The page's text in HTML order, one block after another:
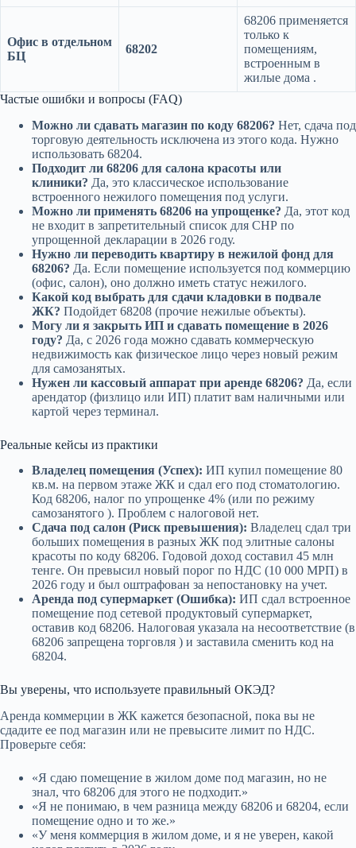
Офис в отдельном
БЦ
68202
68206 применяется
только к
помещениям,
встроенным в
жилые дома .
Частые ошибки и вопросы (FAQ)
Можно ли сдавать магазин по коду 68206? Нет, сдача под
торговую деятельность исключена из этого кода. Нужно
использовать 68204.
Подходит ли 68206 для салона красоты или
клиники? Да, это классическое использование
встроенного нежилого помещения под услуги.
Можно ли применять 68206 на упрощенке? Да, этот код
не входит в запретительный список для СНР по
упрощенной декларации в 2026 году.
Нужно ли переводить квартиру в нежилой фонд для
68206? Да. Если помещение используется под коммерцию
(офис, салон), оно должно иметь статус нежилого.
Какой код выбрать для сдачи кладовки в подвале
ЖК? Подойдет 68208 (прочие нежилые объекты).
Могу ли я закрыть ИП и сдавать помещение в 2026
году? Да, с 2026 года можно сдавать коммерческую
недвижимость как физическое лицо через новый режим
для самозанятых.
Нужен ли кассовый аппарат при аренде 68206? Да, если
арендатор (физлицо или ИП) платит вам наличными или
картой через терминал.
Реальные кейсы из практики
Владелец помещения (Успех): ИП купил помещение 80
кв.м. на первом этаже ЖК и сдал его под стоматологию.
Код 68206, налог по упрощенке 4% (или по режиму
самозанятого ). Проблем с налоговой нет.
Сдача под салон (Риск превышения): Владелец сдал три
больших помещения в разных ЖК под элитные салоны
красоты по коду 68206. Годовой доход составил 45 млн
тенге. Он превысил новый порог по НДС (10 000 МРП) в
2026 году и был оштрафован за непостановку на учет.
Аренда под супермаркет (Ошибка): ИП сдал встроенное
помещение под сетевой продуктовый супермаркет,
оставив код 68206. Налоговая указала на несоответствие (в
68206 запрещена торговля ) и заставила сменить код на
68204.
Вы уверены, что используете правильный ОКЭД?
Аренда коммерции в ЖК кажется безопасной, пока вы не
сдадите ее под магазин или не превысите лимит по НДС.
Проверьте себя:
«Я сдаю помещение в жилом доме под магазин, но не
знал, что 68206 для этого не подходит.»
«Я не понимаю, в чем разница между 68206 и 68204, если
помещение одно и то же.»
«У меня коммерция в жилом доме, и я не уверен, какой